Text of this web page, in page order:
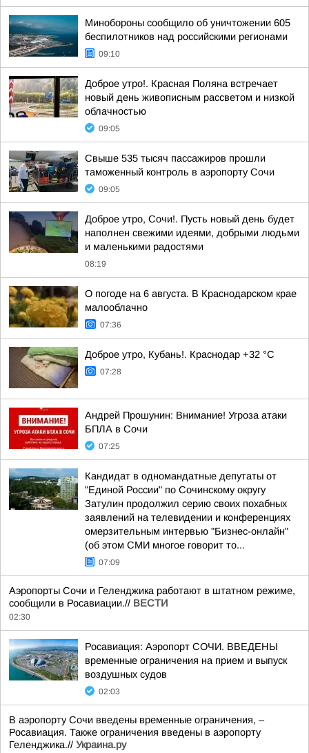
Минобороны сообщило об уничтожении 605
беспилотников над российскими регионами
09:10
Доброе утро!. Красная Поляна встречает
новый день живописным рассветом и низкой
облачностью
09:05
Свыше 535 тысяч пассажиров прошли
таможенный контроль в аэропорту Сочи
09:05
Доброе утро, Сочи!. Пусть новый день будет
наполнен свежими идеями, добрыми людьми
и маленькими радостями
08:19
О погоде на 6 августа. В Краснодарском крае
малооблачно
07:36
Доброе утро, Кубань!. Краснодар +32 °С
07:28
Андрей Прошунин: Внимание! Угроза атаки
БПЛА в Сочи
07:25
Кандидат в одномандатные депутаты от
"Единой России" по Сочинскому округу
Затулин продолжил серию своих похабных
заявлений на телевидении и конференциях
омерзительным интервью "Бизнес-онлайн"
(об этом СМИ многое говорит то...
07:09
Аэропорты Сочи и Геленджика работают в штатном режиме,
сообщили в Росавиации.// ВЕСТИ
02:30
Росавиация: Аэропорт СОЧИ. ВВЕДЕНЫ
временные ограничения на прием и выпуск
воздушных судов
02:03
В аэропорту Сочи введены временные ограничения, –
Росавиация. Также ограничения введены в аэропорту
Геленджика.// Украина.ру